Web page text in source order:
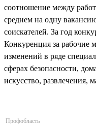
соотношение между
среднем на одну
соискателей. За год
Конкуренция за рабочие
изменений в ряде
сферах безопасности,
искусство, развлечения,
Профобласть